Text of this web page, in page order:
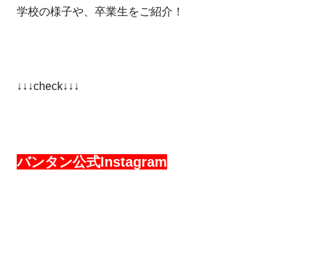
学校の様子や、卒業生をご紹介！
↓↓↓check↓↓↓
バンタン公式Instagram